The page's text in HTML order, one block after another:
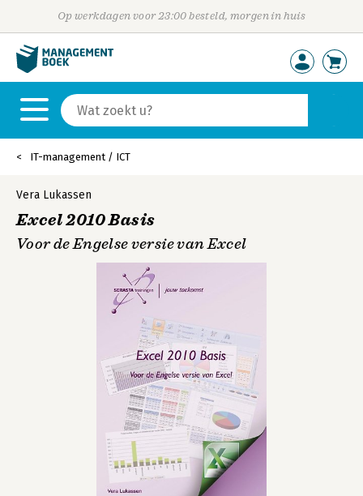
Op werkdagen voor 23:00 besteld, morgen in huis
IT-management / ICT
Vera Lukassen
Excel 2010 Basis
Voor de Engelse versie van Excel